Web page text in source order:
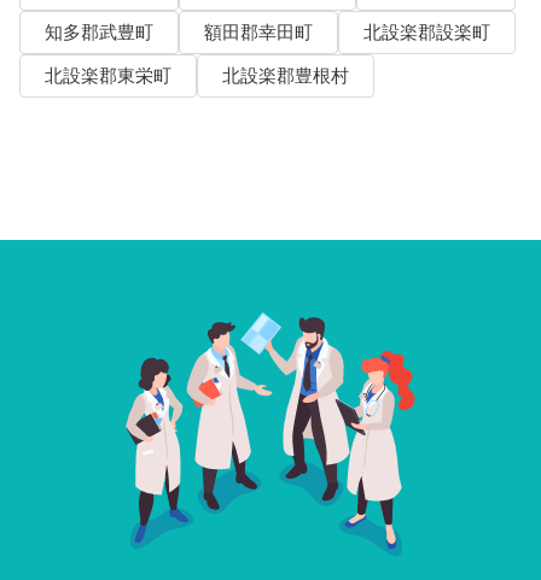
知多郡武豊町
額田郡幸田町
北設楽郡設楽町
北設楽郡東栄町
北設楽郡豊根村